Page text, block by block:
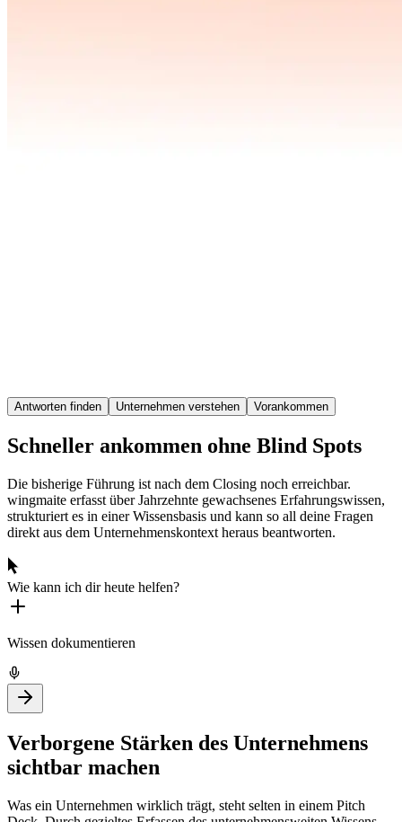
Antworten finden Unternehmen verstehen Vorankommen
Schneller ankommen ohne Blind Spots
Die bisherige Führung ist nach dem Closing noch erreichbar.
wingmaite erfasst über Jahrzehnte gewachsenes Erfahrungswissen,
strukturiert es in einer Wissensbasis und kann so all deine Fragen
direkt aus dem Unternehmenskontext heraus beantworten.
Wie kann ich dir heute helfen?
Wissen dokumentieren
Verborgene Stärken des Unternehmens
sichtbar machen
Was ein Unternehmen wirklich trägt, steht selten in einem Pitch